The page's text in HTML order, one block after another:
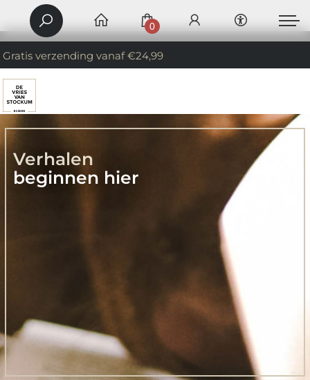
Gratis verzending vanaf €24,99
0
Verhalen
beginnen hier